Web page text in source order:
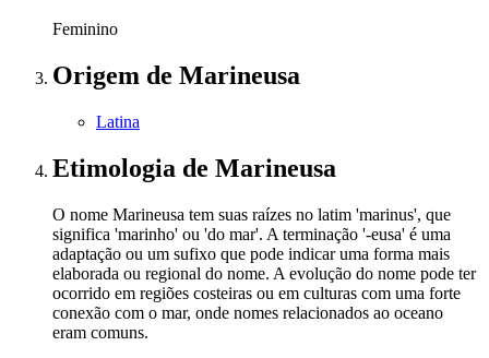
Feminino
Origem de Marineusa
Latina
Etimologia de Marineusa
O nome Marineusa tem suas raízes no latim 'marinus', que
significa 'marinho' ou 'do mar'. A terminação '-eusa' é uma
adaptação ou um sufixo que pode indicar uma forma mais
elaborada ou regional do nome. A evolução do nome pode ter
ocorrido em regiões costeiras ou em culturas com uma forte
conexão com o mar, onde nomes relacionados ao oceano
eram comuns.